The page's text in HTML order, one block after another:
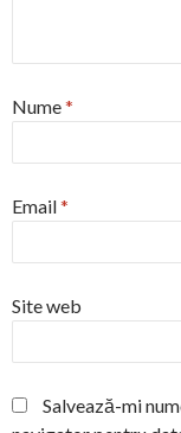
Nume*
Email*
Site web
Salvează-mi